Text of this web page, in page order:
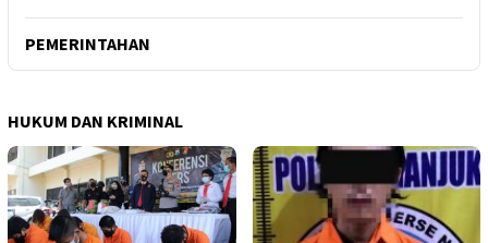
PEMERINTAHAN
HUKUM DAN KRIMINAL